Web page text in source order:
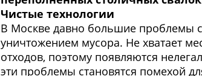
Чистые технологии
В Москве давно большие проблемы
уничтожением мусора. Не хватает
отходов, поэтому появляются
эти проблемы становятся помехой